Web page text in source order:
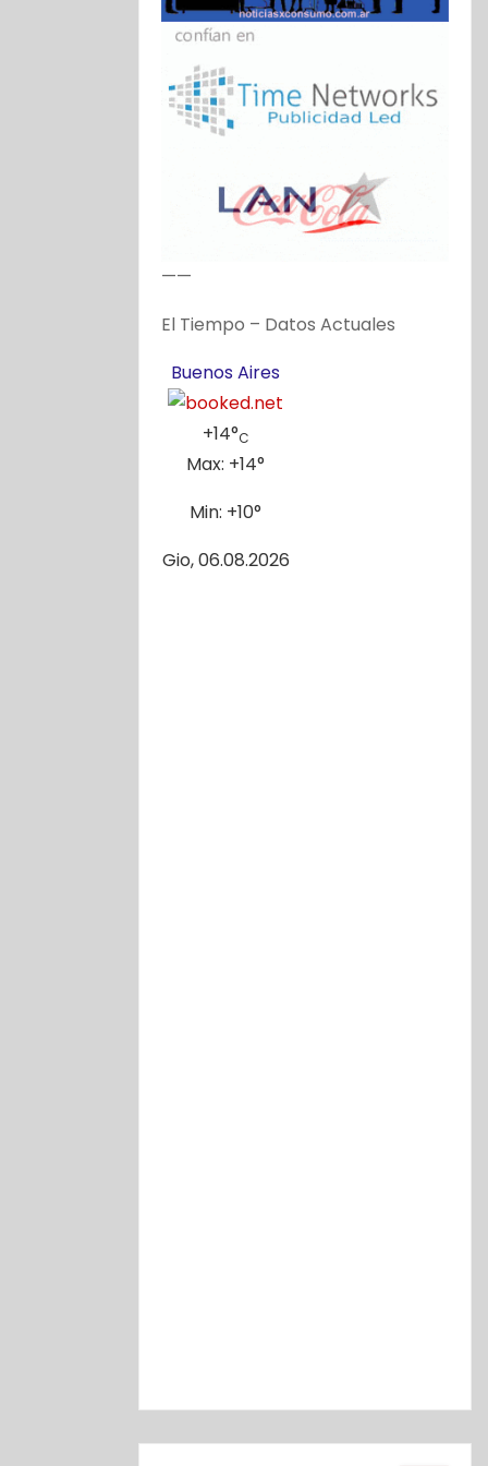
——
El Tiempo – Datos Actuales
Buenos Aires
+14°C
Max: +14°
Min: +10°
Gio, 06.08.2026